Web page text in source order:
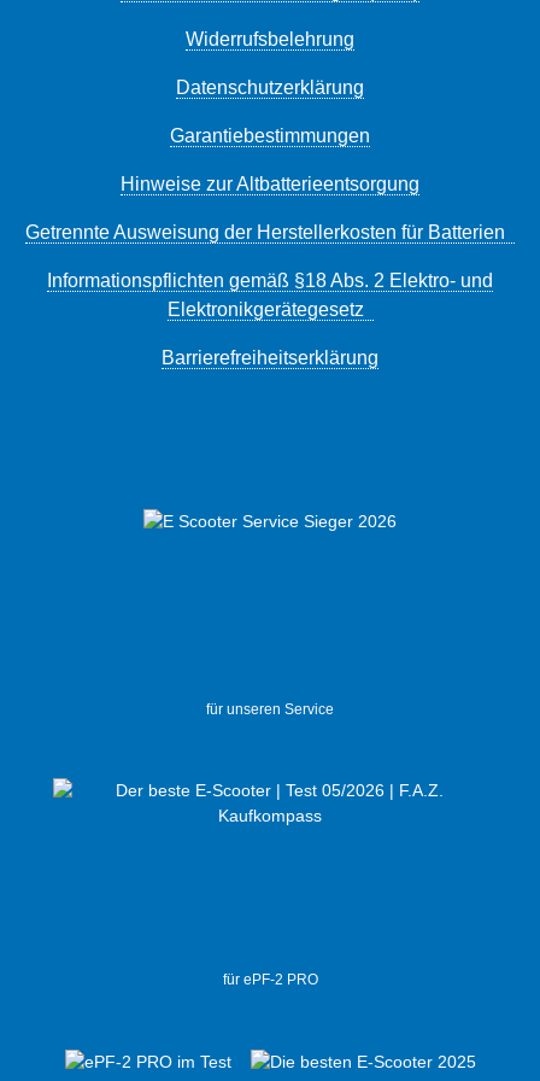
Widerrufsbelehrung
Datenschutzerklärung
Garantiebestimmungen
Hinweise zur Altbatterieentsorgung
Getrennte Ausweisung der Herstellerkosten für Batterien
Informationspflichten gemäß §18 Abs. 2 Elektro- und
Elektronikgerätegesetz
Barrierefreiheitserklärung
für unseren Service
für ePF-2 PRO